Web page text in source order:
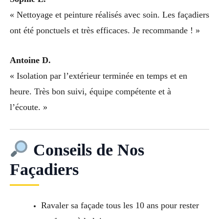
« Nettoyage et peinture réalisés avec soin. Les façadiers
ont été ponctuels et très efficaces. Je recommande ! »
Antoine D.
« Isolation par l’extérieur terminée en temps et en
heure. Très bon suivi, équipe compétente et à
l’écoute. »
Conseils de Nos
Façadiers
Ravaler sa façade tous les 10 ans pour rester